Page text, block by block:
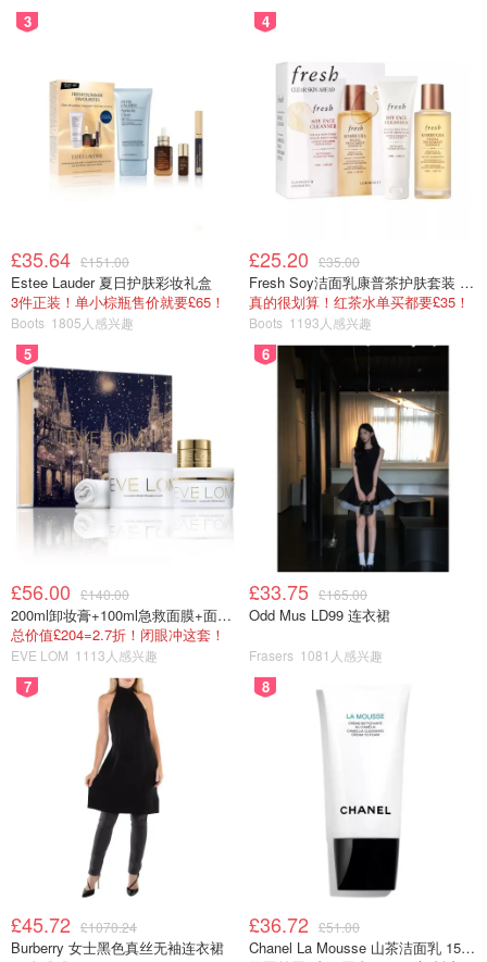
pubmed.gov (screenshot by author)
文章里有图片的话PubMed会把图片都拎出来给你进行预
览。高效读论文的方式就是第一步先看abstract，第二步看
图片。对整个研究有个大致的了解之后，可以在图片里获取
非常多的信息，从而对整个研究有更深的了解，以及可以决
定是否需要进行完整的阅读。
pubmed.gov (screenshot by author)
3
£35.64 £151.00
Estee Lauder 夏日护肤彩妆礼盒
3件正装！单小棕瓶售价就要£65！
Boots 1805人感兴趣
4
£25.20 £35.00
Fresh Soy洁面乳康普茶护肤套装 100ml
真的很划算！红茶水单买都要£35！
Boots 1193人感兴趣
5
£56.00 £140.00
200ml卸妆膏+100ml急救面膜+面霜+洁颜布
总价值£204=2.7折！闭眼冲这套！
EVE LOM 1113人感兴趣
6
£33.75 £165.00
Odd Mus LD99 连衣裙
Frasers 1081人感兴趣
7
£45.72 £1070.24
Burberry 女士黑色真丝无袖连衣裙
8
£36.72 £51.00
Chanel La Mousse 山茶洁面乳 150ml